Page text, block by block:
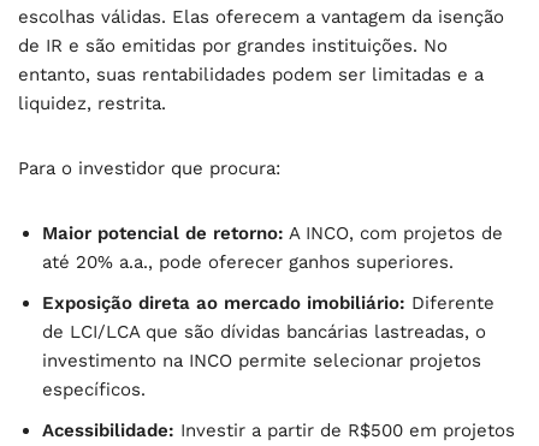
escolhas válidas. Elas oferecem a vantagem da isenção
de IR e são emitidas por grandes instituições. No
entanto, suas rentabilidades podem ser limitadas e a
liquidez, restrita.
Para o investidor que procura:
Maior potencial de retorno: A INCO, com projetos de
até 20% a.a., pode oferecer ganhos superiores.
Exposição direta ao mercado imobiliário: Diferente
de LCI/LCA que são dívidas bancárias lastreadas, o
investimento na INCO permite selecionar projetos
específicos.
Acessibilidade: Investir a partir de R$500 em projetos